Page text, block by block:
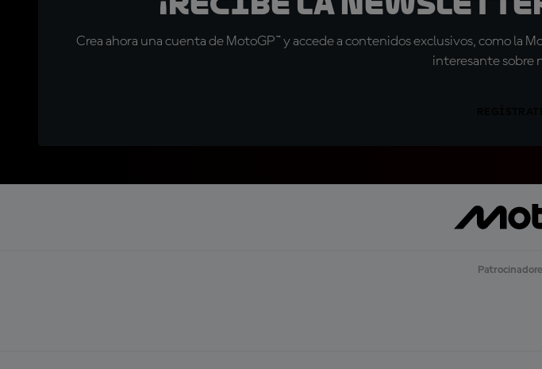
Crea ahora una cuenta de MotoGP™ y accede a contenidos exclusivos, como la
interesante sobre